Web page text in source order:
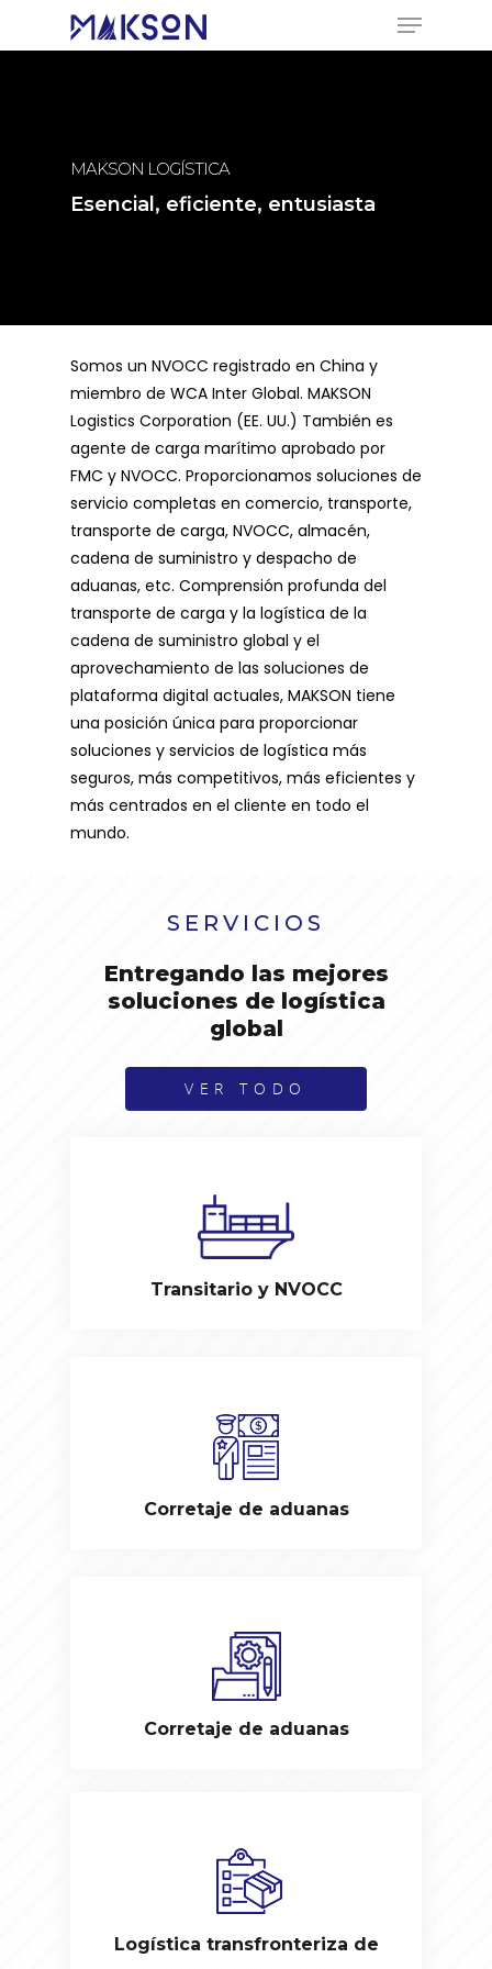
MAKSON LOGÍSTICA
Hacer el envío simple
Somos un NVOCC registrado en China y
miembro de WCA Inter Global. MAKSON
Logistics Corporation (EE. UU.) También es
agente de carga marítimo aprobado por
FMC y NVOCC. Proporcionamos soluciones de
servicio completas en comercio, transporte,
transporte de carga, NVOCC, almacén,
cadena de suministro y despacho de
aduanas, etc. Comprensión profunda del
transporte de carga y la logística de la
cadena de suministro global y el
aprovechamiento de las soluciones de
plataforma digital actuales, MAKSON tiene
una posición única para proporcionar
soluciones y servicios de logística más
seguros, más competitivos, más eficientes y
más centrados en el cliente en todo el
mundo.
SERVICIOS
Entregando las mejores
soluciones de logística
global
VER TODO
Transitario y NVOCC
Corretaje de aduanas
Corretaje de aduanas
Logística transfronteriza de